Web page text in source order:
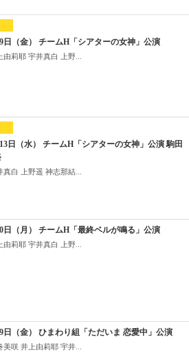
日（金） チームH「シアターの女神」公演
莉耶 宇井真白 上野...
日（水） チームH「シアターの女神」公演 駒田
白 上野遥 神志那結...
日（月） チームH「最終ベルが鳴る」公演
莉耶 宇井真白 上野...
日（金） ひまわり組「ただいま 恋愛中」公演
咲 井上由莉耶 宇井...